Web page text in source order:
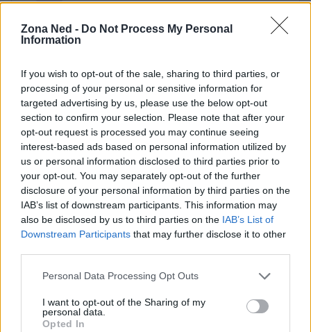
Zona Ned - Do Not Process My Personal
Information
If you wish to opt-out of the sale, sharing to third parties, or
processing of your personal or sensitive information for
targeted advertising by us, please use the below opt-out
section to confirm your selection. Please note that after your
opt-out request is processed you may continue seeing
interest-based ads based on personal information utilized by
us or personal information disclosed to third parties prior to
your opt-out. You may separately opt-out of the further
disclosure of your personal information by third parties on the
IAB’s list of downstream participants. This information may
also be disclosed by us to third parties on the IAB’s List of
Downstream Participants that may further disclose it to other
Please note that this website/app uses one or more Google
not limited to your visit or usage behaviour. You may click to
grant or deny consent to Google and its third-party tags to
Personal Data Processing Opt Outs
I want to opt-out of the Sharing of my
personal data.
Opted In